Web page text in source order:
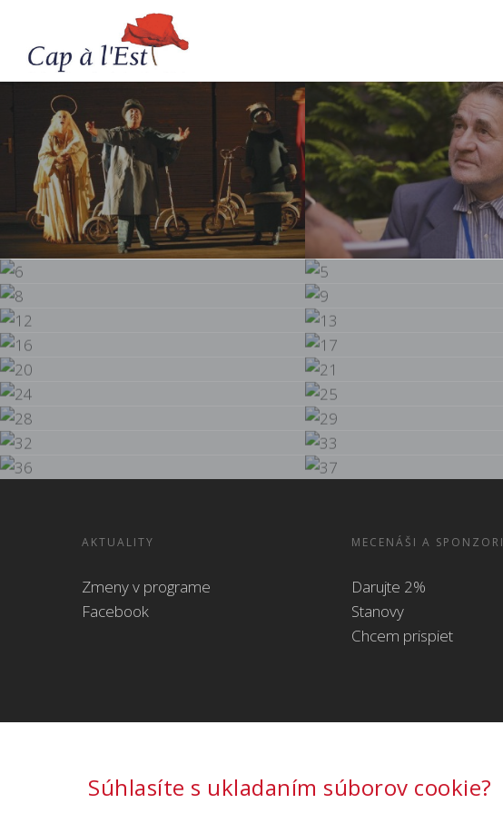
AKTUALITY
Zmeny v programe
Facebook
MECENÁŠI A SPONZORI
Darujte 2%
Stanovy
Chcem prispiet
Súhlasíte s ukladaním súborov cookie?